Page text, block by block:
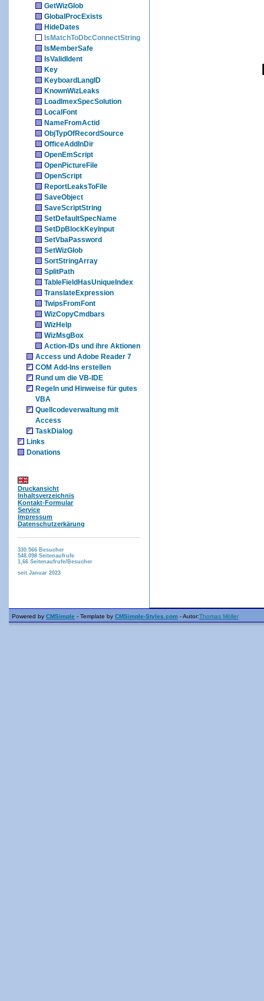
GetWizGlob
GlobalProcExists
HideDates
IsMatchToDbcConnectString
IsMemberSafe
IsValidIdent
Key
KeyboardLangID
KnownWizLeaks
LoadImexSpecSolution
LocalFont
NameFromActid
ObjTypOfRecordSource
OfficeAddInDir
OpenEmScript
OpenPictureFile
OpenScript
ReportLeaksToFile
SaveObject
SaveScriptString
SetDefaultSpecName
SetDpBlockKeyInput
SetVbaPassword
SetWizGlob
SortStringArray
SplitPath
TableFieldHasUniqueIndex
TranslateExpression
TwipsFromFont
WizCopyCmdbars
WizHelp
WizMsgBox
Action-IDs und ihre Aktionen
Access und Adobe Reader 7
COM Add-Ins erstellen
Rund um die VB-IDE
Regeln und Hinweise für gutes
VBA
Quellcodeverwaltung mit
Access
TaskDialog
Links
Donations
Druckansicht
Inhaltsverzeichnis
Kontakt-Formular
Service
Impressum
Datenschutzerkärung
330.566 Besucher
548.098 Seitenaufrufe
1,66 Seitenaufrufe/Besucher
seit Januar 2023
Powered by CMSimple - Template by CMSimple-Styles.com - Autor:Thomas Möller